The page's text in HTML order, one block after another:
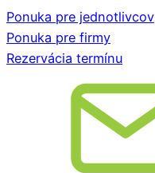
Ponuka pre jednotlivcov
Ponuka pre firmy
Rezervácia termínu